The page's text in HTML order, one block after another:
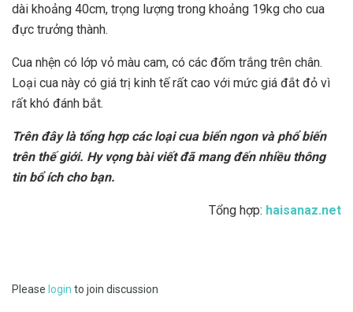
dài khoảng 40cm, trọng lượng trong khoảng 19kg cho cua
đực trưởng thành.
Cua nhện có lớp vỏ màu cam, có các đốm trắng trên chân.
Loại cua này có giá trị kinh tế rất cao với mức giá đắt đỏ vì
rất khó đánh bắt.
Trên đây là tổng hợp các loại cua biển ngon và phổ biến
trên thế giới. Hy vọng bài viết đã mang đến nhiều thông
tin bổ ích cho bạn.
Tổng hợp: haisanaz.net
Please login to join discussion